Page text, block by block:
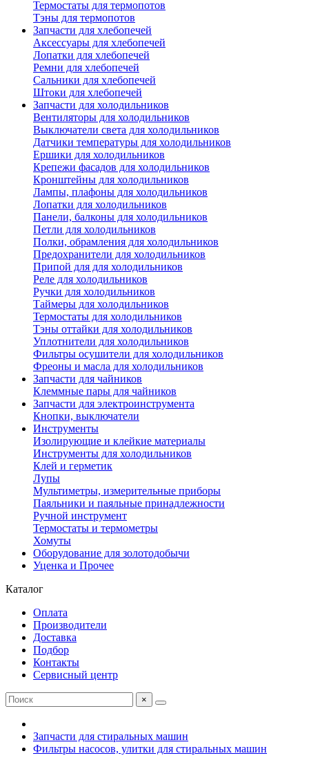
Термостаты для термопотов
Тэны для термопотов
Запчасти для хлебопечей
Аксессуары для хлебопечей
Лопатки для хлебопечей
Ремни для хлебопечей
Сальники для хлебопечей
Штоки для хлебопечей
Запчасти для холодильников
Вентиляторы для холодильников
Выключатели света для холодильников
Датчики температуры для холодильников
Ершики для холодильников
Крепежи фасадов для холодильников
Кронштейны для холодильников
Лампы, плафоны для холодильников
Лопатки для холодильников
Панели, балконы для холодильников
Петли для холодильников
Полки, обрамления для холодильников
Предохранители для холодильников
Припой для для холодильников
Реле для холодильников
Ручки для холодильников
Таймеры для холодильников
Термостаты для холодильников
Тэны оттайки для холодильников
Уплотнители для холодильников
Фильтры осушители для холодильников
Фреоны и масла для холодильников
Запчасти для чайников
Клеммные пары для чайников
Запчасти для электроинструмента
Кнопки, выключатели
Инструменты
Изолирующие и клейкие материалы
Инструменты для холодильников
Клей и герметик
Лупы
Мультиметры, измерительные приборы
Паяльники и паяльные принадлежности
Ручной инструмент
Термостаты и термометры
Хомуты
Оборудование для золотодобычи
Уценка и Прочее
Каталог
Оплата
Производители
Доставка
Подбор
Контакты
Сервисный центр
×
Запчасти для стиральных машин
Фильтры насосов, улитки для стиральных машин